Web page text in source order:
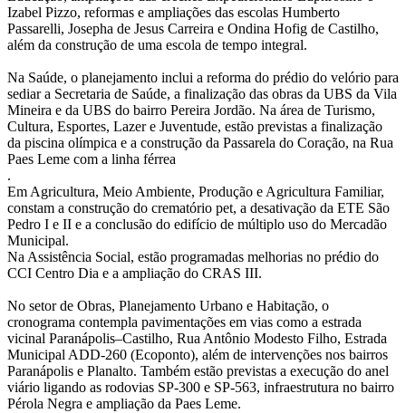
Izabel Pizzo, reformas e ampliações das escolas Humberto
Passarelli, Josepha de Jesus Carreira e Ondina Hofig de Castilho,
além da construção de uma escola de tempo integral.
Na Saúde, o planejamento inclui a reforma do prédio do velório para
sediar a Secretaria de Saúde, a finalização das obras da UBS da Vila
Mineira e da UBS do bairro Pereira Jordão. Na área de Turismo,
Cultura, Esportes, Lazer e Juventude, estão previstas a finalização
da piscina olímpica e a construção da Passarela do Coração, na Rua
Paes Leme com a linha férrea
.
Em Agricultura, Meio Ambiente, Produção e Agricultura Familiar,
constam a construção do crematório pet, a desativação da ETE São
Pedro I e II e a conclusão do edifício de múltiplo uso do Mercadão
Municipal.
Na Assistência Social, estão programadas melhorias no prédio do
CCI Centro Dia e a ampliação do CRAS III.
No setor de Obras, Planejamento Urbano e Habitação, o
cronograma contempla pavimentações em vias como a estrada
vicinal Paranápolis–Castilho, Rua Antônio Modesto Filho, Estrada
Municipal ADD-260 (Ecoponto), além de intervenções nos bairros
Paranápolis e Planalto. Também estão previstas a execução do anel
viário ligando as rodovias SP-300 e SP-563, infraestrutura no bairro
Pérola Negra e ampliação da Paes Leme.